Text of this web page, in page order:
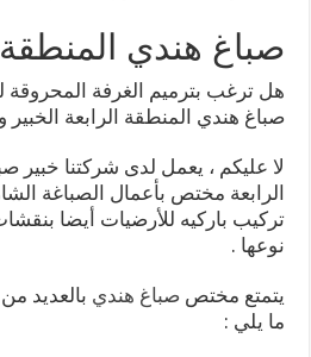
صباغ هندي المنطقة
هل ترغب بترميم الغرفة
صباغ هندي المنطقة الرابعة الخبير
لا عليكم ، يعمل لدى شركتنا خبير
الرابعة مختص بأعمال الصباغة
تركيب باركيه للأرضيات أيضا
نوعها .
يتمتع مختصصباغ هندي بالعديد
ما يلي :